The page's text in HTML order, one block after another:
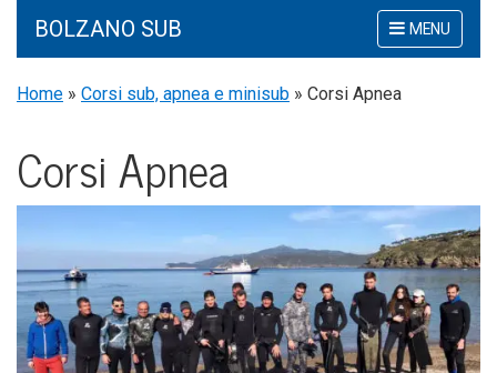
Mostra
o
la
MENU
BOLZANO SUB
Home » Corsi sub, apnea e minisub » Corsi Apnea
Cor­si Apnea